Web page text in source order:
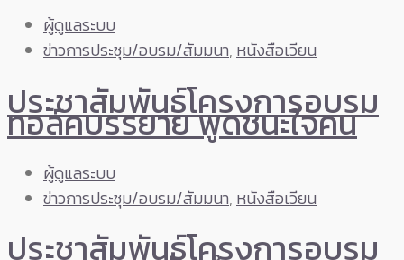
ผู้ดูแลระบบ
ข่าวการประชุม/อบรม/สัมมนา, หนังสือเวียน
ประชาสัมพันธ์โครงการอบรม
ทอล์คบรรยาย พูดชนะใจคน
ผู้ดูแลระบบ
ข่าวการประชุม/อบรม/สัมมนา, หนังสือเวียน
ประชาสัมพันธ์โครงการอบรม